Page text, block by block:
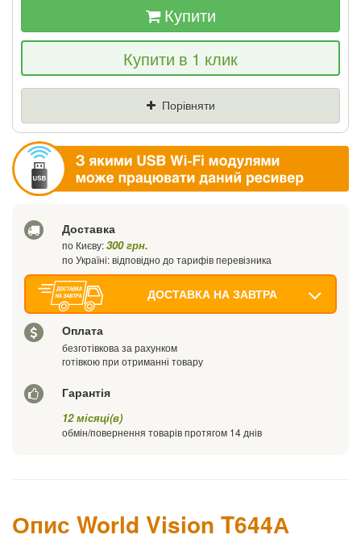
Якщо Ви знайдете товар дешевше - ми
знизимо ціну і подаруємо % від різниці
Ваш телефон
Купити
Купити в 1 клик
Порівняти
Доставка
по Києву:300 грн.
по Україні: відповідно до тарифів перевізника
ДОСТАВКА НА ЗАВТРА
Оплата
безготівкова за рахунком
готівкою при отриманні товару
Гарантія
12 місяці(в)
обмін/повернення товарів протягом 14 днів
Опис World Vision T644А